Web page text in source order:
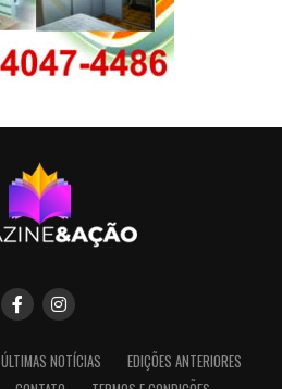
ÚLTIMAS NOTÍCIAS
EDIÇÕES ANTERIORES